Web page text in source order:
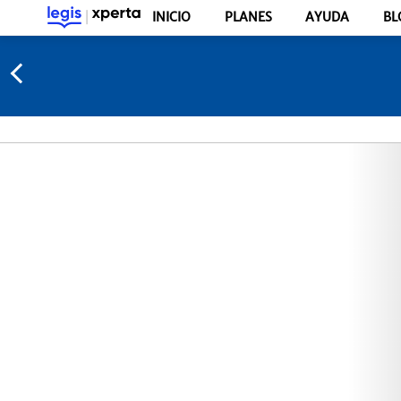
INICIO PLANES AYUDA